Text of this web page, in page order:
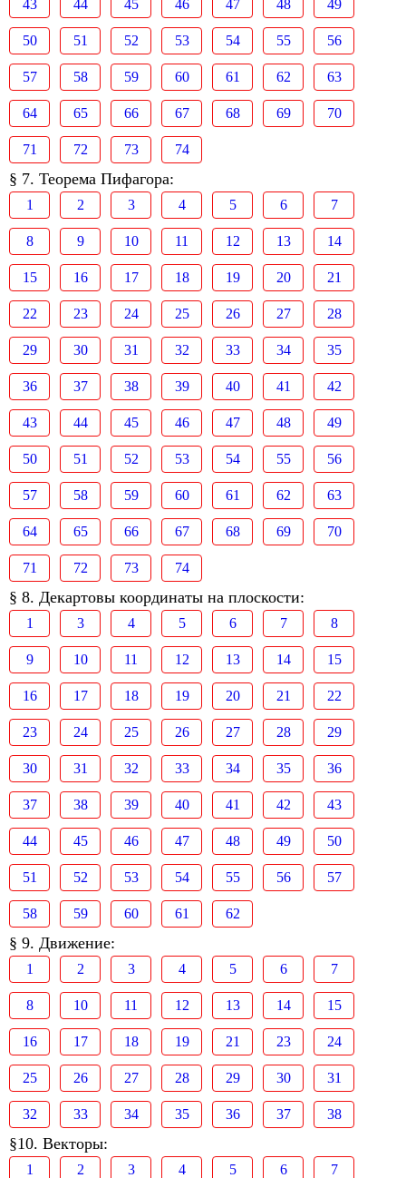
43 44 45 46 47 48 49
50 51 52 53 54 55 56
57 58 59 60 61 62 63
64 65 66 67 68 69 70
71 72 73 74
§ 7. Теорема Пифагора:
1 2 3 4 5 6 7
8 9 10 11 12 13 14
15 16 17 18 19 20 21
22 23 24 25 26 27 28
29 30 31 32 33 34 35
36 37 38 39 40 41 42
43 44 45 46 47 48 49
50 51 52 53 54 55 56
57 58 59 60 61 62 63
64 65 66 67 68 69 70
71 72 73 74
§ 8. Декартовы координаты на плоскости:
1 3 4 5 6 7 8
9 10 11 12 13 14 15
16 17 18 19 20 21 22
23 24 25 26 27 28 29
30 31 32 33 34 35 36
37 38 39 40 41 42 43
44 45 46 47 48 49 50
51 52 53 54 55 56 57
58 59 60 61 62
§ 9. Движение:
1 2 3 4 5 6 7
8 10 11 12 13 14 15
16 17 18 19 21 23 24
25 26 27 28 29 30 31
32 33 34 35 36 37 38
§10. Векторы:
1 2 3 4 5 6 7